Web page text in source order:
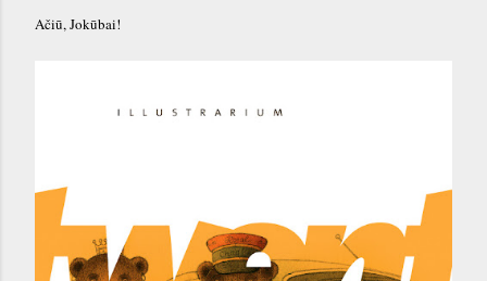
Ačiū, Jokūbai!